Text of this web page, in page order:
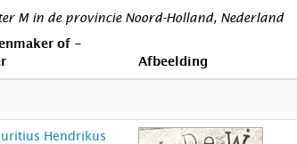
M in de provincie Noord-Holland, Nederland
of -
Afbeelding
Hendrikus